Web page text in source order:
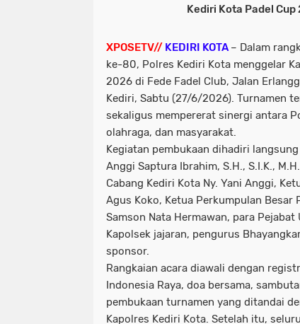
Kediri Kota Padel Cup
XPOSETV// KEDIRI KOTA – Dalam
ke-80, Polres Kediri Kota menggelar
2026 di Fede Fadel Club, Jalan
Kediri, Sabtu (27/6/2026). Turnamen
sekaligus mempererat sinergi antara
olahraga, dan masyarakat.
Kegiatan pembukaan dihadiri
Anggi Saptura Ibrahim, S.H., S.I.K.,
Cabang Kediri Kota Ny. Yani Anggi,
Agus Koko, Ketua Perkumpulan Besar
Samson Nata Hermawan, para
Kapolsek jajaran, pengurus
sponsor.
Rangkaian acara diawali dengan
Indonesia Raya, doa bersama,
pembukaan turnamen yang ditandai
Kapolres Kediri Kota. Setelah itu,